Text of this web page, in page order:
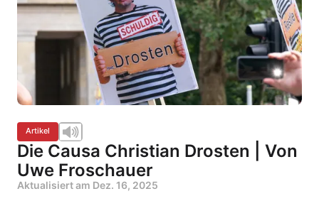
Artikel
Die Causa Christian Drosten | Von
Uwe Froschauer
Aktualisiert am Dez. 16, 2025